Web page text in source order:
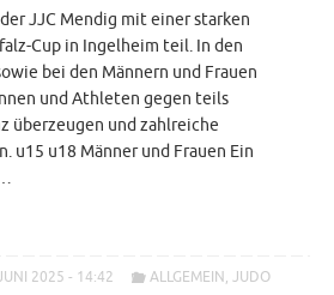
JJC Mendig mit einer starken
Cup in Ingelheim teil. In den
bei den Männern und Frauen
und Athleten gegen teils
überzeugen und zahlreiche
u15 u18 Männer und Frauen Ein
2025 - 14:42 ALLGEMEIN, JUDO